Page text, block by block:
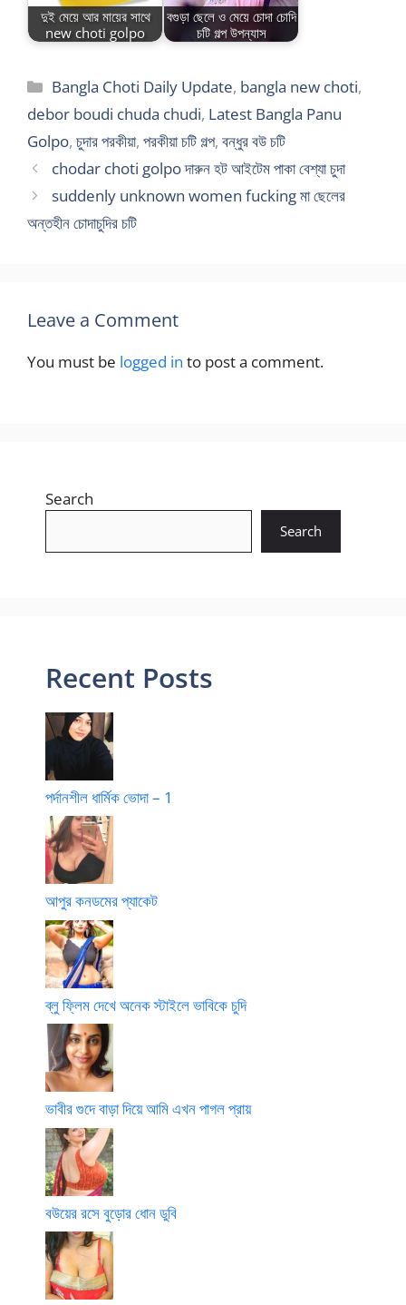
দুই মেয়ে আর মায়ের সাথে
new choti golpo
বগুড়া ছেলে ও মেয়ে চোদা চোদি
চটি গল্প উপন্যাস
Categories
Bangla Choti Daily Update, bangla new choti,
debor boudi chuda chudi, Latest Bangla Panu
Golpo, চুদার পরকীয়া, পরকীয়া চটি গল্প, বন্ধুর বউ চটি
chodar choti golpo দারুন হট আইটেম পাকা বেশ্যা চুদা
suddenly unknown women fucking মা ছেলের
অন্তহীন চোদাচুদির চটি
Leave a Comment
You must be logged in to post a comment.
Search
Search
Recent Posts
পর্দানশীল ধার্মিক ভোদা – 1
আপুর কনডমের প্যাকেট
ব্লু ফ্লিম দেখে অনেক স্টাইলে ভাবিকে চুদি
ভাবীর গুদে বাড়া দিয়ে আমি এখন পাগল প্রায়
বউয়ের রসে বুড়োর ধোন ডুবি